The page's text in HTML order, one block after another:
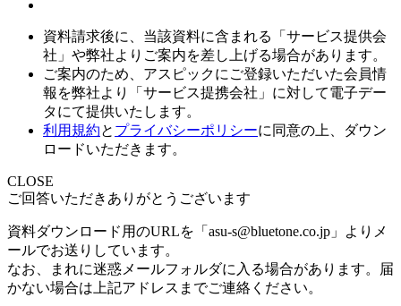
資料請求後に、当該資料に含まれる「サービス提供会
社」や弊社よりご案内を差し上げる場合があります。
ご案内のため、アスピックにご登録いただいた会員情
報を弊社より「サービス提携会社」に対して電子デー
タにて提供いたします。
利用規約と プライバシーポリシーに同意の上、ダウン
ロードいただきます。
CLOSE
ご回答いただきありがとうございます
資料ダウンロード用のURLを「asu-s@bluetone.co.jp」よりメ
ールでお送りしています。
なお、まれに迷惑メールフォルダに入る場合があります。届
かない場合は上記アドレスまでご連絡ください。